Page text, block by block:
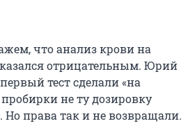
что анализ крови на
отрицательным. Юрий
тест сделали «на
пробирки не ту дозировку
Но права так и не возвращали.